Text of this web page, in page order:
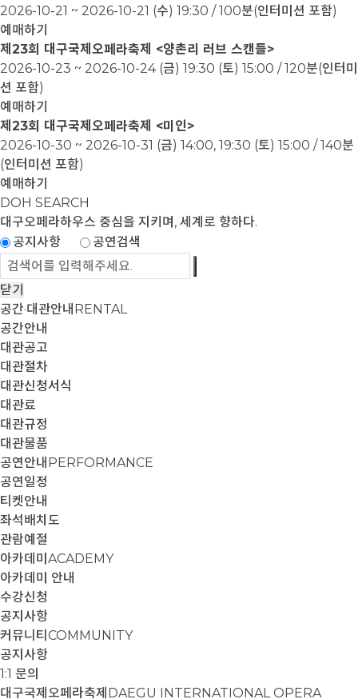
2026-10-21 ~ 2026-10-21 (수) 19:30 / 100분(인터미션 포함)
예매하기
제23회 대구국제오페라축제 <양촌리 러브 스캔들>
2026-10-23 ~ 2026-10-24 (금) 19:30 (토) 15:00 / 120분(인터미
션 포함)
예매하기
제23회 대구국제오페라축제 <미인>
2026-10-30 ~ 2026-10-31 (금) 14:00, 19:30 (토) 15:00 / 140분
(인터미션 포함)
예매하기
DOH SEARCH
대구오페라하우스 중심을 지키며, 세계로 향하다.
공지사항
공연검색
닫기
공간·대관안내 RENTAL
공간안내
대관공고
대관절차
대관신청서식
대관료
대관규정
대관물품
공연안내 PERFORMANCE
공연일정
티켓안내
좌석배치도
관람예절
아카데미 ACADEMY
아카데미 안내
수강신청
공지사항
커뮤니티 COMMUNITY
공지사항
1:1 문의
대구국제오페라축제 DAEGU INTERNATIONAL OPERA